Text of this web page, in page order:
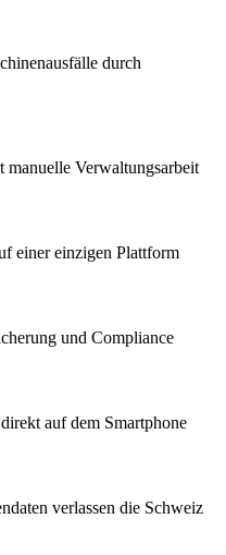
durch
manuelle Verwaltungsarbeit
einer einzigen Plattform
und Compliance
auf dem Smartphone
verlassen die Schweiz